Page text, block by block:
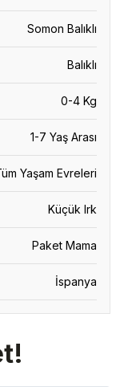
Somon Balıklı
Balıklı
0-4 Kg
1-7 Yaş Arası
Yaşam Evreleri
Küçük Irk
Paket Mama
İspanya